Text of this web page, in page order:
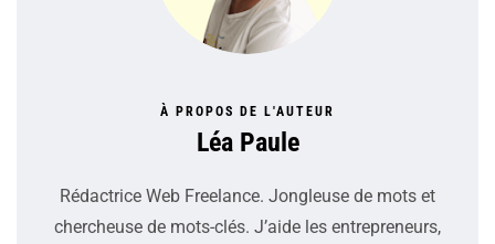
À PROPOS DE L'AUTEUR
Léa Paule
Rédactrice Web Freelance. Jongleuse de mots et
chercheuse de mots-clés. J’aide les entrepreneurs,